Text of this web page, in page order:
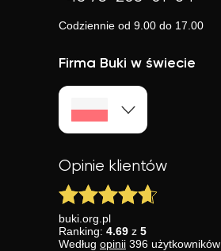
Codziennie od 9.00 do 17.00
Firma Buki w świecie
Opinie klientów
buki.org.pl
Ranking: 4.69 z 5
Według opinii 396 użytkowników